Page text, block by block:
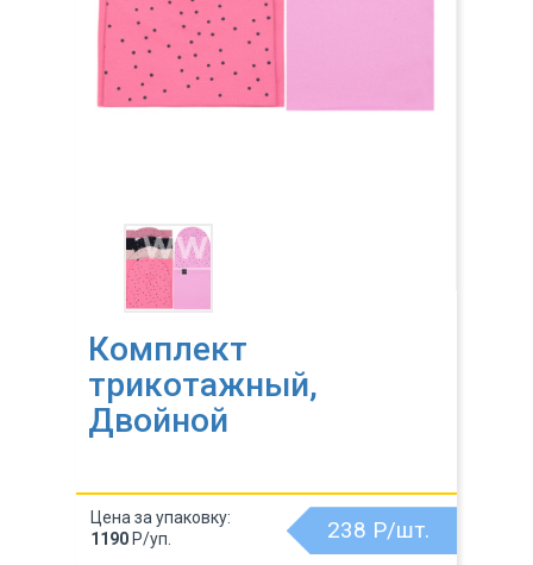
Комплект
трикотажный,
Двойной
238 Р/шт.
Цена за упаковку:
1190 Р/уп.